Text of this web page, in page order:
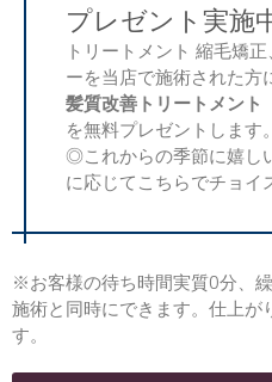
プレゼント実施
トリートメント 縮毛矯
ーを当店で施術された方
髪質改善トリートメン
を無料プレゼントします。
◎これからの季節に嬉し
に応じてこちらでチョイ
※お客様の待ち時間実質0分、
施術と同時にできます。仕上が
す。